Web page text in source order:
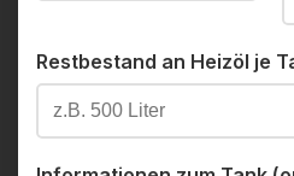
Restbestand an Heizöl je